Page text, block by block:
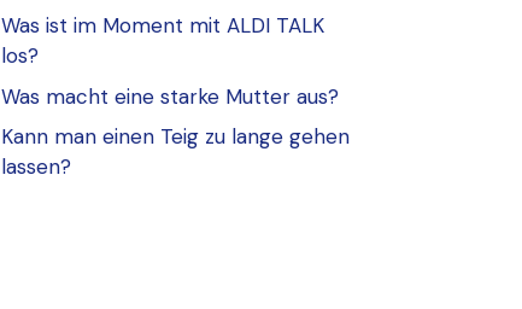
Was ist im Moment mit ALDI TALK
los?
Was macht eine starke Mutter aus?
Kann man einen Teig zu lange gehen
lassen?